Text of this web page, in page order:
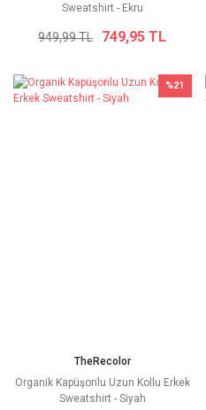
Sweatshirt - Ekru
949,99 TL 749,95 TL
%21
TheRecolor
Organik Kapüşonlu Uzun Kollu Erkek
Sweatshirt - Siyah